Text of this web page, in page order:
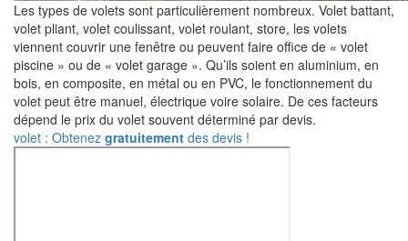
Les types de volets sont particulièrement nombreux. Volet battant,
volet pliant, volet coulissant, volet roulant, store, les volets
viennent couvrir une fenêtre ou peuvent faire office de « volet
piscine » ou de « volet garage ». Qu’ils soient en aluminium, en
bois, en composite, en métal ou en PVC, le fonctionnement du
volet peut être manuel, électrique voire solaire. De ces facteurs
dépend le prix du volet souvent déterminé par devis.
volet : Obtenez gratuitement des devis !